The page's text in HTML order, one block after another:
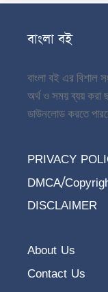
বাংলা বই
বাংলা বই এর বিশাল
অর্থ ও সময় ব্যয় করা
ডাউনলোড করতে
PRIVACY
DMCA/
DISCLAIMER
About Us
Contact Us